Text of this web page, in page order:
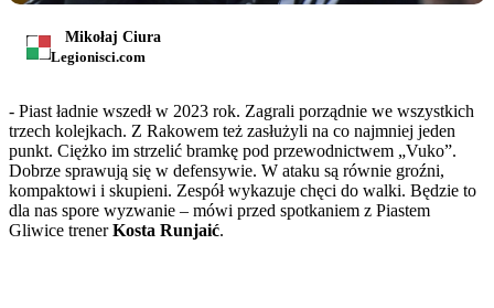
Mikołaj Ciura
Legionisci.com
- Piast ładnie wszedł w 2023 rok. Zagrali porządnie we wszystkich
trzech kolejkach. Z Rakowem też zasłużyli na co najmniej jeden
punkt. Ciężko im strzelić bramkę pod przewodnictwem „Vuko”.
Dobrze sprawują się w defensywie. W ataku są równie groźni,
kompaktowi i skupieni. Zespół wykazuje chęci do walki. Będzie to
dla nas spore wyzwanie – mówi przed spotkaniem z Piastem
Gliwice trenerKosta Runjaić.